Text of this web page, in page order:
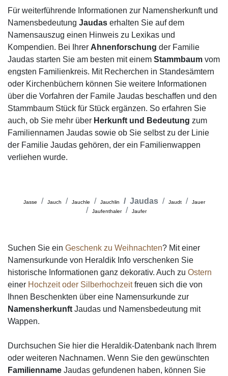
Für weiterführende Informationen zur Namensherkunft und
Namensbedeutung Jaudas erhalten Sie auf dem
Namensauszug einen Hinweis zu Lexikas und
Kompendien. Bei Ihrer Ahnenforschung der Familie
Jaudas starten Sie am besten mit einem Stammbaum vom
engsten Familienkreis. Mit Recherchen in Standesämtern
oder Kirchenbüchern können Sie weitere Informationen
über die Vorfahren der Famile Jaudas beschaffen und den
Stammbaum Stück für Stück ergänzen. So erfahren Sie
auch, ob Sie mehr über Herkunft und Bedeutung zum
Familiennamen Jaudas sowie ob Sie selbst zu der Linie
der Familie Jaudas gehören, der ein Familienwappen
verliehen wurde.
Jasse Jauch Jauchle Jauchlin Jaudas Jaudt
Jauer
Jaufenthaler
Jaufer
Suchen Sie ein Geschenk zu Weihnachten? Mit einer
Namensurkunde von Heraldik Info verschenken Sie
historische Informationen ganz dekorativ. Auch zu Ostern
einer Hochzeit oder Silberhochzeitfreuen sich die von
Ihnen Beschenkten über eine Namensurkunde zur
Namensherkunft Jaudas und Namensbedeutung mit
Wappen.
Durchsuchen Sie hier die Heraldik-Datenbank nach Ihrem
oder weiteren Nachnamen. Wenn Sie den gewünschten
Familienname Jaudas gefundenen haben, können Sie